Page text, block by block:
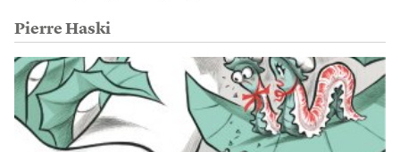
Pierre Haski